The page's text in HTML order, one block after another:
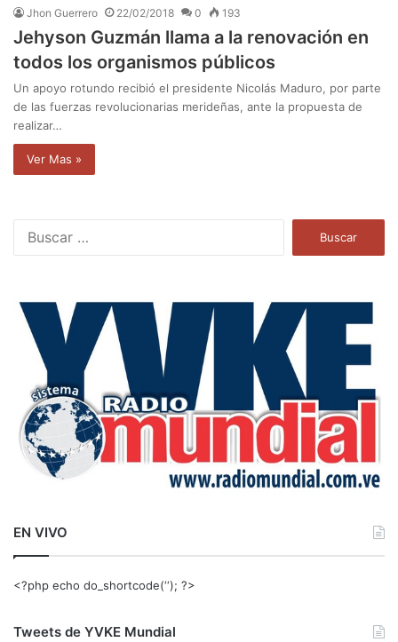
Jhon Guerrero 22/02/2018 0 193
Jehyson Guzmán llama a la renovación en
todos los organismos públicos
Un apoyo rotundo recibió el presidente Nicolás Maduro, por parte
de las fuerzas revolucionarias merideñas, ante la propuesta de
realizar…
Ver Mas »
a
EN VIVO
<?php echo do_shortcode(‘‘); ?>
Tweets de YVKE Mundial